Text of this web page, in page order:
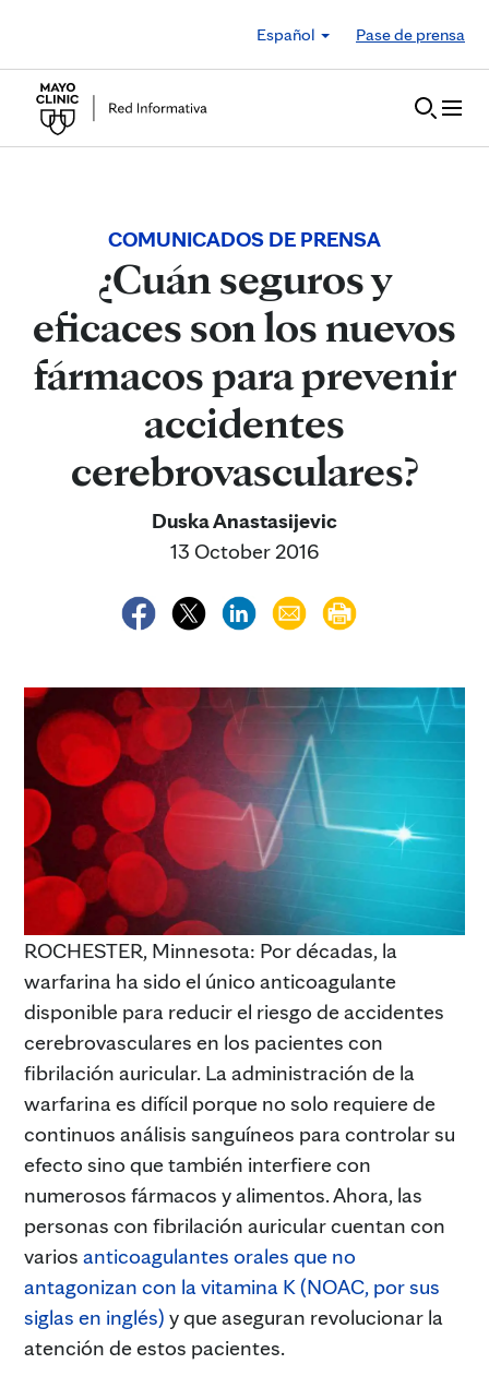
Español
Pase de prensa
COMUNICADOS DE PRENSA
¿Cuán seguros y
eficaces son los nuevos
fármacos para prevenir
accidentes
cerebrovasculares?
Duska Anastasijevic
13 October 2016
ROCHESTER, Minnesota: Por décadas, la
warfarina ha sido el único anticoagulante
disponible para reducir el riesgo de accidentes
cerebrovasculares en los pacientes con
fibrilación auricular. La administración de la
warfarina es difícil porque no solo requiere de
continuos análisis sanguíneos para controlar su
efecto sino que también interfiere con
numerosos fármacos y alimentos. Ahora, las
personas con fibrilación auricular cuentan con
varios anticoagulantes orales que no
antagonizan con la vitamina K (NOAC, por sus
siglas en inglés) y que aseguran revolucionar la
atención de estos pacientes.